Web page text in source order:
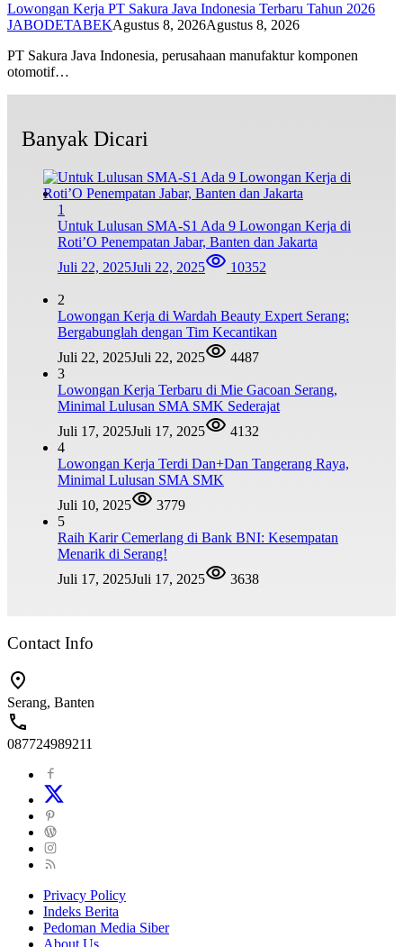
Lowongan Kerja PT Sakura Java Indonesia Terbaru Tahun 2026
JABODETABEKAgustus 8, 2026Agustus 8, 2026
PT Sakura Java Indonesia, perusahaan manufaktur komponen
otomotif…
Banyak Dicari
1
Untuk Lulusan SMA-S1 Ada 9 Lowongan Kerja di
Roti’O Penempatan Jabar, Banten dan Jakarta
Juli 22, 2025Juli 22, 2025 10352
2
Lowongan Kerja di Wardah Beauty Expert Serang:
Bergabunglah dengan Tim Kecantikan
Juli 22, 2025Juli 22, 2025
4487
3
Lowongan Kerja Terbaru di Mie Gacoan Serang,
Minimal Lulusan SMA SMK Sederajat
Juli 17, 2025Juli 17, 2025
4132
4
Lowongan Kerja Terdi Dan+Dan Tangerang Raya,
Minimal Lulusan SMA SMK
Juli 10, 2025
3779
5
Raih Karir Cemerlang di Bank BNI: Kesempatan
Menarik di Serang!
Juli 17, 2025Juli 17, 2025 3638
Contact Info
Serang, Banten
087724989211
Privacy Policy
Indeks Berita
Pedoman Media Siber